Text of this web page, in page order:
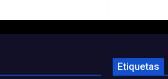
Etiquetas